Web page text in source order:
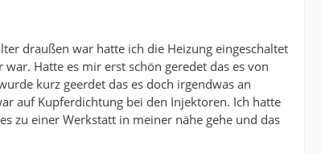
draußen war hatte ich die Heizung eingeschaltet
Hatte es mir erst schön geredet das es von
kurz geerdet das es doch irgendwas an
auf Kupferdichtung bei den Injektoren. Ich hatte
zu einer Werkstatt in meiner nähe gehe und das